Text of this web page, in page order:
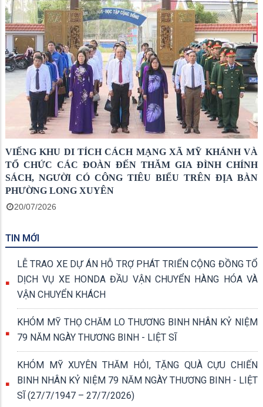
VIẾNG KHU DI TÍCH CÁCH MẠNG XÃ MỸ KHÁNH VÀ
TỔ CHỨC CÁC ĐOÀN ĐẾN THĂM GIA ĐÌNH CHÍNH
SÁCH, NGƯỜI CÓ CÔNG TIÊU BIỂU TRÊN ĐỊA BÀN
PHƯỜNG LONG XUYÊN
20/07/2026
TIN MỚI
LỄ TRAO XE DỰ ÁN HỖ TRỢ PHÁT TRIỂN CỘNG ĐỒNG TỔ
DỊCH VỤ XE HONDA ĐẦU VẬN CHUYỂN HÀNG HÓA VÀ
VẬN CHUYỂN KHÁCH
KHÓM MỸ THỌ CHĂM LO THƯƠNG BINH NHÂN KỶ NIỆM
79 NĂM NGÀY THƯƠNG BINH - LIỆT SĨ
KHÓM MỸ XUYÊN THĂM HỎI, TẶNG QUÀ CỰU CHIẾN
BINH NHÂN KỶ NIỆM 79 NĂM NGÀY THƯƠNG BINH - LIỆT
SĨ (27/7/1947 – 27/7/2026)